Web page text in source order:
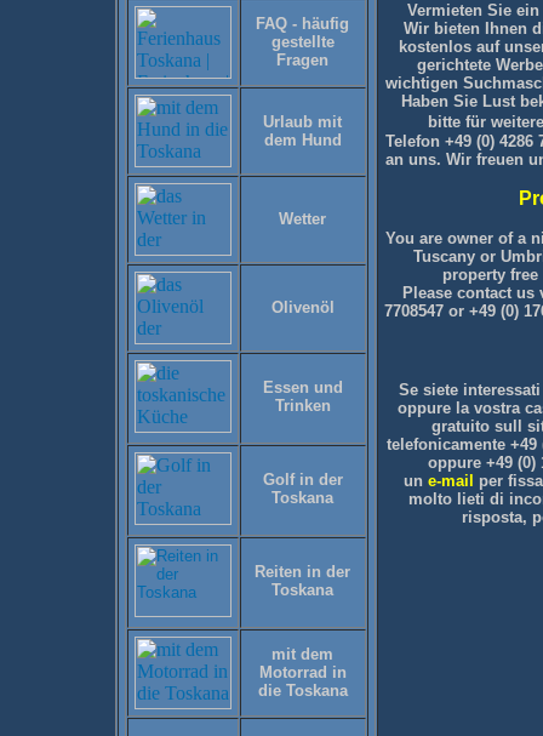
FAQ - häufig
gestellte
Fragen
Urlaub mit
dem Hund
Wetter
Olivenöl
Essen und
Trinken
Golf in der
Toskana
Reiten in der
Toskana
mit dem
Motorrad in
die Toskana
Vermieten Sie
Wir bieten Ihnen
kostenlos auf
gerichtete
wichtigen
Haben Sie Lust
bitte für
Telefon +49 (0) 4286
an uns. Wir freuen
You are owner of a
Tuscany or
property
Please contact us
7708547or +49 (0)
Se siete
oppure la vostra
gratuito sull
telefonicamente +49
oppure +49 (0)
un e-mail
per
molto lieti di
risposta,